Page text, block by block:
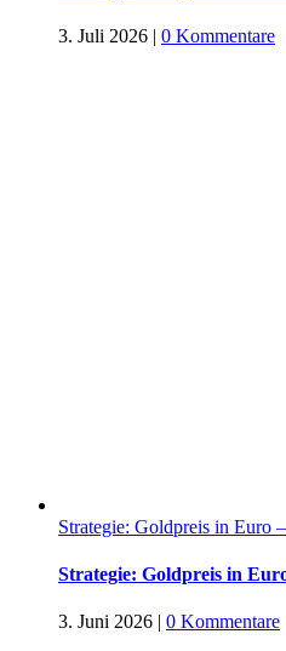
3. Juli 2026 | 0 Kommentare
Strategie: Goldpreis in Euro
Strategie: Goldpreis in
3. Juni 2026 | 0 Kommentare